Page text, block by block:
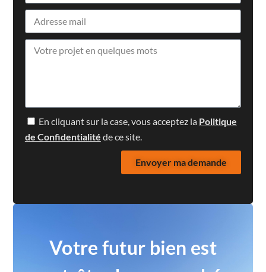
En cliquant sur la case, vous acceptez la Politique
de Confidentialité de ce site.
Envoyer ma demande
Votre futur bien est